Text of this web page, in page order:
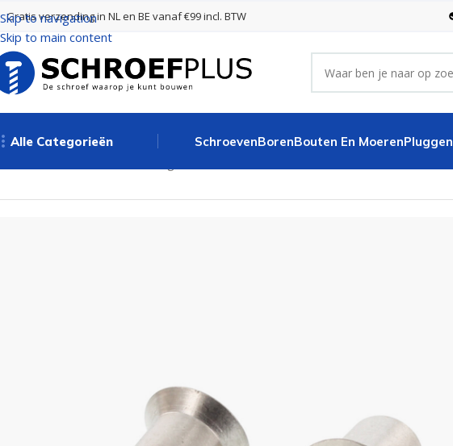
Skip to navigation
Skip to main content
Gratis verzending in NL en BE vanaf €99 incl. BTW
Alle Categorieën SchroevenBorenBouten En MoerenPluggen